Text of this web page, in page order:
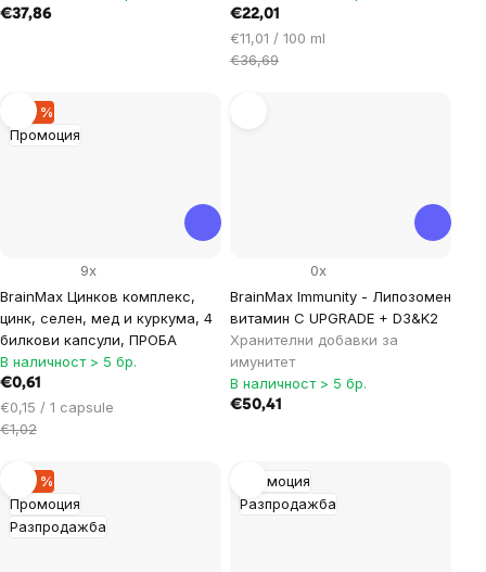
€37,86 €22,01
Цена
за
€11,01 / 100 ml
€36,69
Промоция
–40 %
BrainMax Цинков комплекс,
цинк, селен, мед и куркума, 4
билкови капсули, ПРОБА
9x
В наличност > 5 бр.
€0,61
Цена
за
€0,15 / 1 capsule
€1,02
BrainMax Immunity - Липозомен
витамин C UPGRADE + D3&K2
Хранителни добавки за
имунитет
0x
В наличност > 5 бр.
€50,41
Промоция
Разпродажба
–20 %
Промоция
Разпродажба